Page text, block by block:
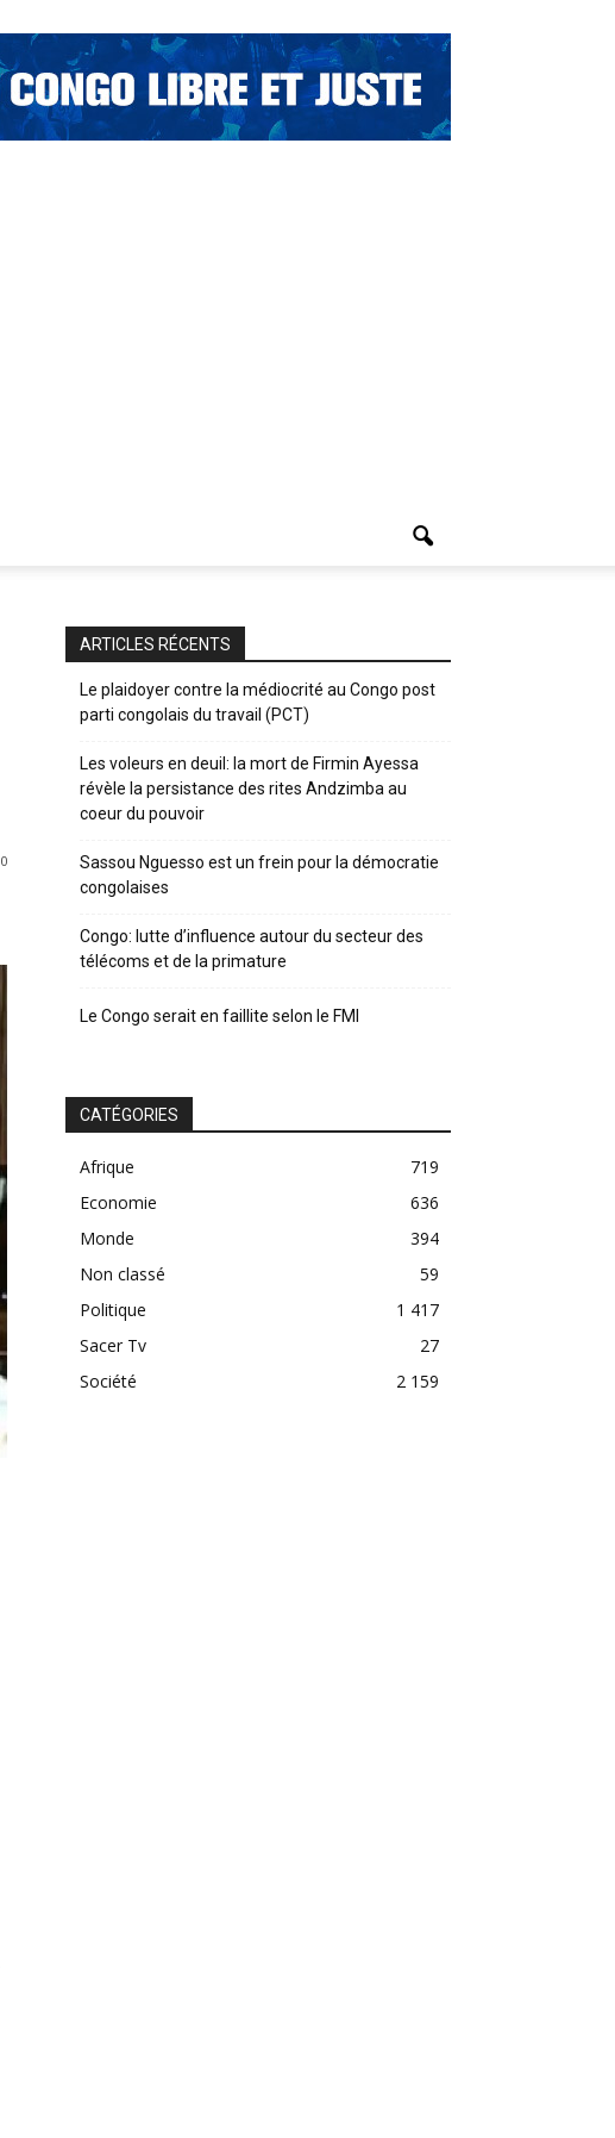
0
ARTICLES RÉCENTS
Le plaidoyer contre la médiocrité au Congo post
parti congolais du travail (PCT)
Les voleurs en deuil: la mort de Firmin Ayessa
révèle la persistance des rites Andzimba au
coeur du pouvoir
Sassou Nguesso est un frein pour la démocratie
congolaises
Congo: lutte d’influence autour du secteur des
télécoms et de la primature
Le Congo serait en faillite selon le FMI
CATÉGORIES
Afrique
719
Economie
636
Monde
394
Non classé
59
Politique
1 417
Sacer Tv
27
Société
2 159